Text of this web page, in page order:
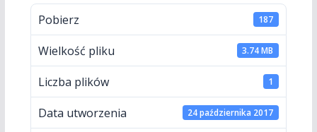
Pobierz 187
Wielkość pliku 3.74 MB
Liczba plików 1
Data utworzenia 24 października 2017